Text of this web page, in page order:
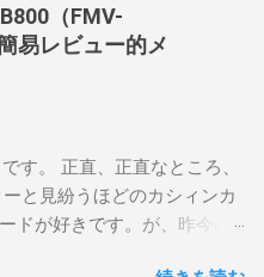
が低いとカクカクしてスト
すいサイズながら、ゲーム
、と感じました。
（FMV-
易レビュー的メ
す。 正直、正直なところ、
と見紛うほどのカシィンカ
ドが好きです。が、昨今は